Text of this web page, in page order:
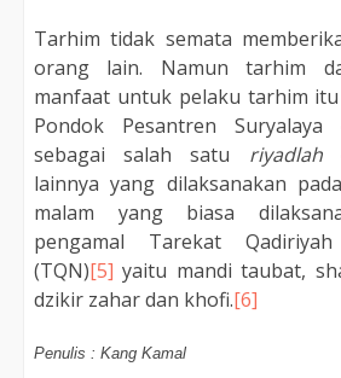
Tarhim tidak semata
orang lain. Namun tarhim
manfaat untuk pelaku tarhim
Pondok Pesantren Suryalaya
sebagai salah satu riyadlah
lainnya yang dilaksanakan
malam yang biasa
pengamal Tarekat Qadiriyah
(TQN)[5] yaitu mandi taubat,
dzikir zahar dan khofi.[6]
Penulis : Kang Kamal